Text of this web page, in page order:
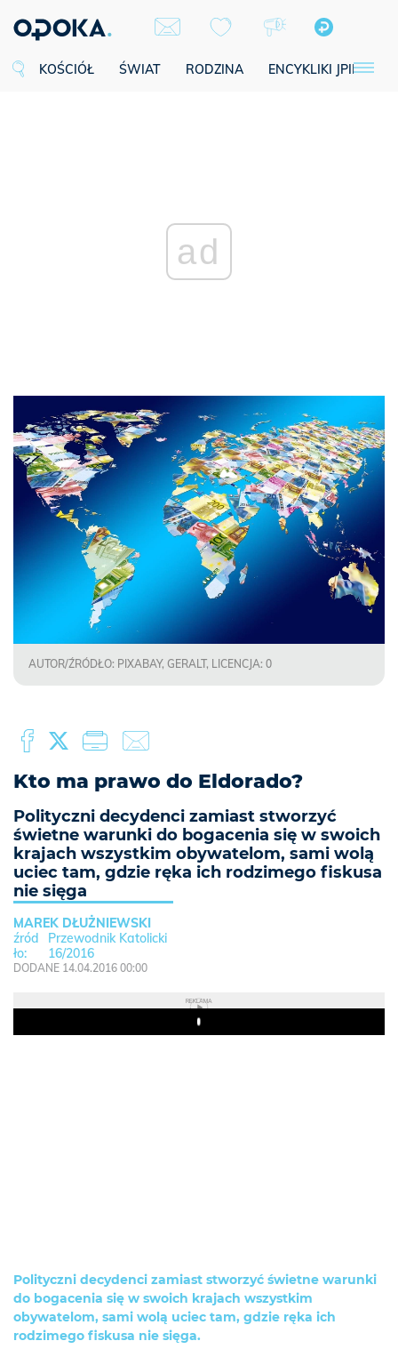
KOŚCIÓŁ ŚWIAT RODZINA ENCYKLIKI JPII
ad
AUTOR/ŹRÓDŁO: PIXABAY, GERALT, LICENCJA: 0
Kto ma prawo do Eldorado?
Polityczni decydenci zamiast stworzyć
świetne warunki do bogacenia się w swoich
krajach wszystkim obywatelom, sami wolą
uciec tam, gdzie ręka ich rodzimego fiskusa
nie sięga
MAREK DŁUŻNIEWSKI
Przewodnik Katolicki
16/2016
DODANE 14.04.2016 00:00
REKLAMA
Play
Polityczni decydenci zamiast stworzyć świetne warunki
do bogacenia się w swoich krajach wszystkim
obywatelom, sami wolą uciec tam, gdzie ręka ich
rodzimego fiskusa nie sięga.